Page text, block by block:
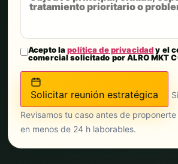
Acepto lapolítica de privacidady el
comercial solicitado por ALRO MKT
Solicitar reunión estratégica
Revisamos tu caso antes de proponerte
en menos de 24 h laborables.